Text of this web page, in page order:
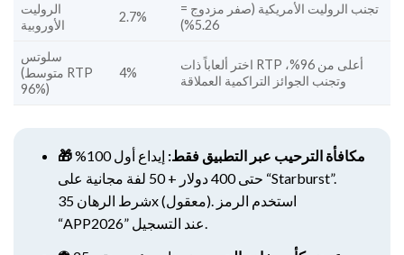
الروليت
الأوروبية
2.7%
تجنب الروليت الأمريكية (صفر مزدوج =
5.26%)
سلوتس
(متوسط RTP
96%)
4%
اختر ألعاباً ذات RTP أعلى من 96%،
وتجنب الجوائز التراكمية العملاقة
🎁 مكافأة الترحيب عبر التطبيق فقط:
إيداع أول 100%
حتى 400 دولار + 50 لفة مجانية على “Starburst”.
شرط الرهان 35x (معقول). استخدم الرمز
“APP2026” عند التسجيل.